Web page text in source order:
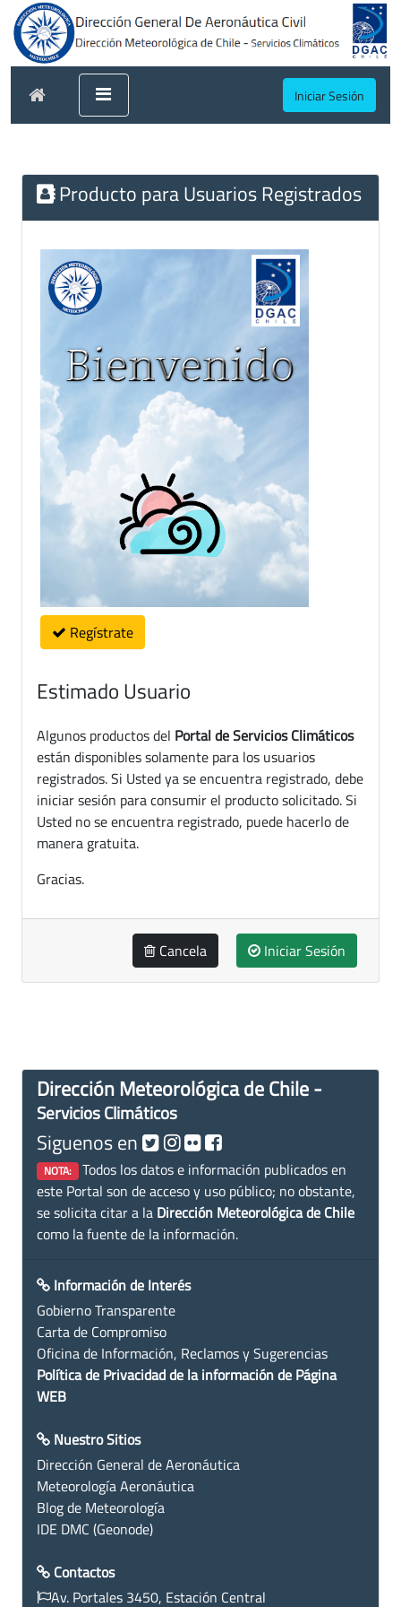
Iniciar Sesión
Producto para Usuarios Registrados
Regístrate
Estimado Usuario
Algunos productos del Portal de Servicios Climáticos
están disponibles solamente para los usuarios
registrados. Si Usted ya se encuentra registrado, debe
iniciar sesión para consumir el producto solicitado. Si
Usted no se encuentra registrado, puede hacerlo de
manera gratuita.
Gracias.
Cancela Iniciar Sesión
Dirección Meteorológica de Chile -
Servicios Climáticos
Siguenos en
NOTA: Todos los datos e información publicados en
este Portal son de acceso y uso público; no obstante,
se solicita citar a la Dirección Meteorológica de Chile
como la fuente de la información.
Información de Interés
Gobierno Transparente
Carta de Compromiso
Oficina de Información, Reclamos y Sugerencias
Política de Privacidad de la información de Página
WEB
Nuestro Sitios
Dirección General de Aeronáutica
Meteorología Aeronáutica
Blog de Meteorología
IDE DMC (Geonode)
Contactos
Av. Portales 3450, Estación Central